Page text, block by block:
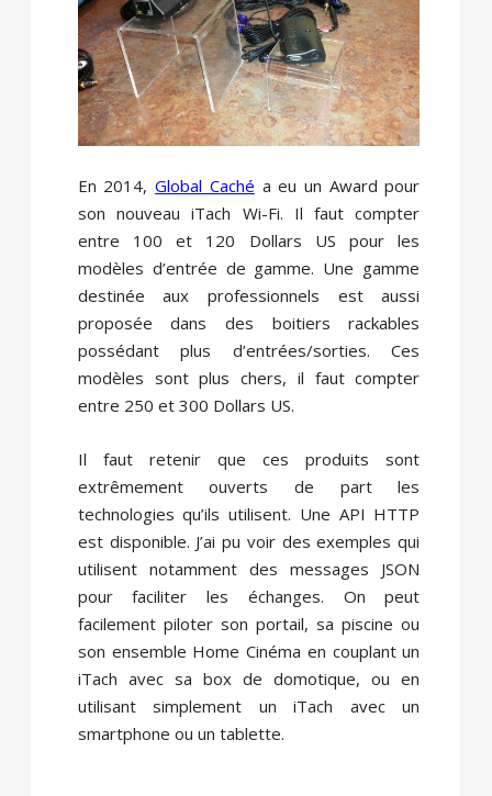
En 2014,Global Caché a eu un Award pour
son nouveau iTach Wi-Fi. Il faut compter
entre 100 et 120 Dollars US pour les
modèles d’entrée de gamme. Une gamme
destinée aux professionnels est aussi
proposée dans des boitiers rackables
possédant plus d’entrées/sorties. Ces
modèles sont plus chers, il faut compter
entre 250 et 300 Dollars US.
Il faut retenir que ces produits sont
extrêmement ouverts de part les
technologies qu’ils utilisent. Une API HTTP
est disponible. J’ai pu voir des exemples qui
utilisent notamment des messages JSON
pour faciliter les échanges. On peut
facilement piloter son portail, sa piscine ou
son ensemble Home Cinéma en couplant un
iTach avec sa box de domotique, ou en
utilisant simplement un iTach avec un
smartphone ou un tablette.